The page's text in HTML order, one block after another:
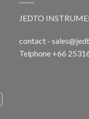
JEDTO
contact -
Telphone +66